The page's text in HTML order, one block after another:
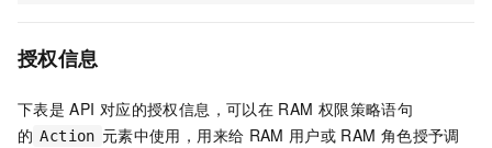
授权信息
下表是 API 对应的授权信息，可以在 RAM 权限策略语句
的 Action 元素中使用，用来给 RAM 用户或 RAM 角色授予调